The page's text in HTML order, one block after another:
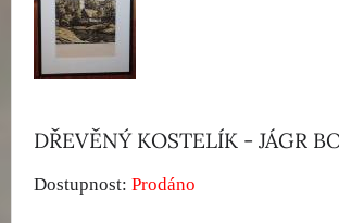
DŘEVĚNÝ KOSTELÍK - JÁGR
Dostupnost: Prodáno